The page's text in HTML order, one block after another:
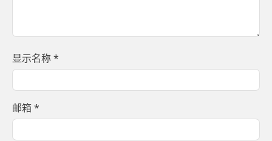
显示名称 *
邮箱*